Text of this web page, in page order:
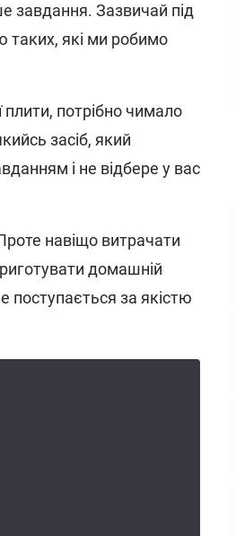
завдання. Зазвичай під
таких, які ми робимо
потрібно чимало
засіб, який
і не відбере у вас
навіщо витрачати
домашній
поступається за якістю